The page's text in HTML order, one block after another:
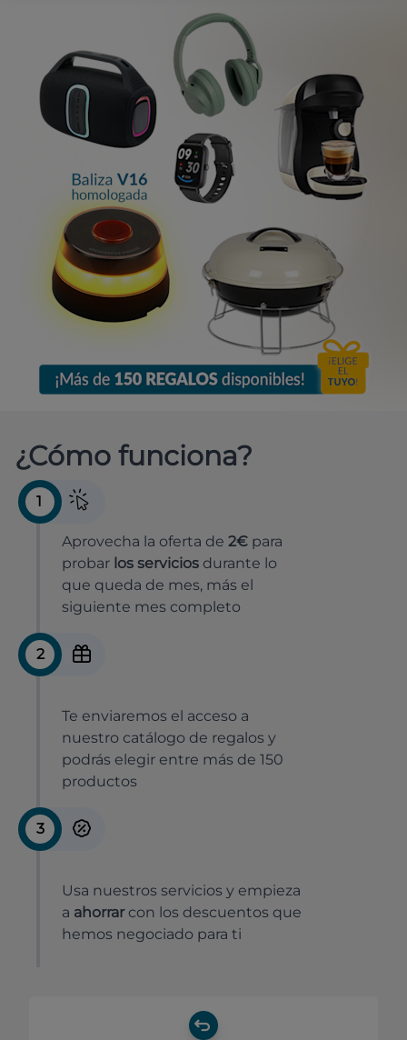
¿Cómo funciona?
1
Aprovecha la oferta de 2€ para
probar los servicios durante lo
que queda de mes, más el
siguiente mes completo
2
Te enviaremos el acceso a
nuestro catálogo de regalos y
podrás elegir entre más de 150
productos
3
Usa nuestros servicios y empieza
a ahorrar con los descuentos que
hemos negociado para ti